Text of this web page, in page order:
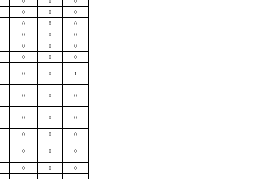
0 0
0
0 0
0
0 0
0
0 0
0
0 0 0
0 0 1
0 0 0
0 0 0
0 0 0
0 0 0
0 0
0